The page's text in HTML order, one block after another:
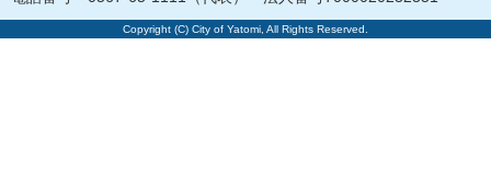
Copyright (C) City of Yatomi, All Rights Reserved.